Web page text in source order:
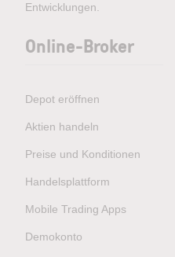
Entwicklungen.
Online-Broker
Depot eröffnen
Aktien handeln
Preise und Konditionen
Handelsplattform
Mobile Trading Apps
Demokonto